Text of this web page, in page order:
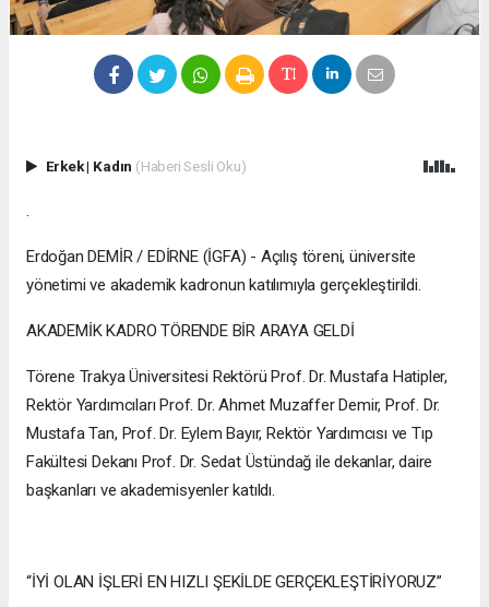
Erkek| Kadın (Haberi Sesli Oku)
.
Erdoğan DEMİR / EDİRNE (İGFA) - Açılış töreni, üniversite
yönetimi ve akademik kadronun katılımıyla gerçekleştirildi.
AKADEMİK KADRO TÖRENDE BİR ARAYA GELDİ
Törene Trakya Üniversitesi Rektörü Prof. Dr. Mustafa Hatipler,
Rektör Yardımcıları Prof. Dr. Ahmet Muzaffer Demir, Prof. Dr.
Mustafa Tan, Prof. Dr. Eylem Bayır, Rektör Yardımcısı ve Tıp
Fakültesi Dekanı Prof. Dr. Sedat Üstündağ ile dekanlar, daire
başkanları ve akademisyenler katıldı.
“İYİ OLAN İŞLERİ EN HIZLI ŞEKİLDE GERÇEKLEŞTİRİYORUZ”